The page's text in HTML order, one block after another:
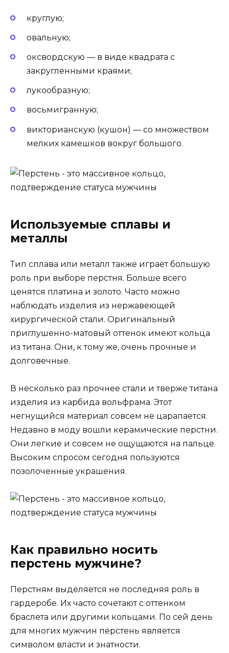
круглую;
овальную;
оксвордскую — в виде квадрата с
закругленными краями;
лукообразную;
восьмигранную;
викторианскую (кушон) — со множеством
мелких камешков вокруг большого.
Используемые сплавы и
металлы
Тип сплава или металл также играет большую
роль при выборе перстня. Больше всего
ценятся платина и золото. Часто можно
наблюдать изделия из нержавеющей
хирургической стали. Оригинальный
приглушенно-матовый оттенок имеют кольца
из титана. Они, к тому же, очень прочные и
долговечные.
В несколько раз прочнее стали и тверже титана
изделия из карбида вольфрама. Этот
негнущийся материал совсем не царапается.
Недавно в моду вошли керамические перстни.
Они легкие и совсем не ощущаются на пальце.
Высоким спросом сегодня пользуются
позолоченные украшения.
Как правильно носить
перстень мужчине?
Перстням выделяется не последняя роль в
гардеробе. Их часто сочетают с оттенком
браслета или другими кольцами. По сей день
для многих мужчин перстень является
символом власти и знатности.